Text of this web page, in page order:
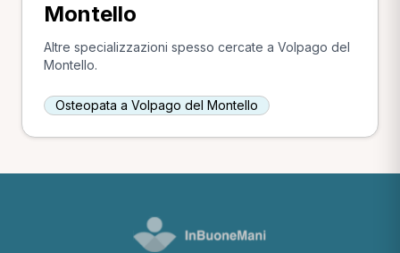
Montello
Altre specializzazioni spesso cercate a Volpago del
Montello.
Osteopata a Volpago del Montello